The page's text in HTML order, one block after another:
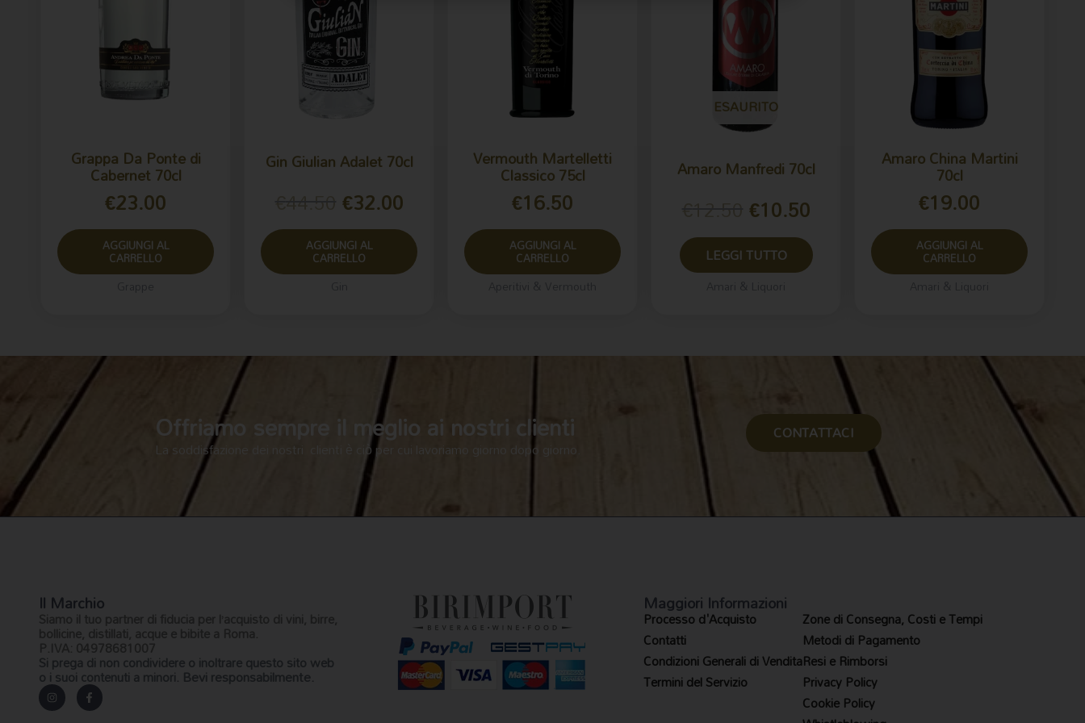
Grappa Da Ponte di
Cabernet 70cl
€23.00
AGGIUNGI AL
CARRELLO
Gin Giulian Adalet 70cl
€32.00
AGGIUNGI AL
CARRELLO
Vermouth Martelletti
Classico 75cl
€16.50
AGGIUNGI AL
CARRELLO
ESAURITO
Amaro Manfredi 70cl
€10.50
LEGGI TUTTO
Amaro China Martini
70cl
€19.00
AGGIUNGI AL
CARRELLO
Offriamo sempre il meglio ai nostri clienti
La soddisfazione dei nostri clienti è ciò per cui lavoriamo giorno dopo giorno.
CONTATTACI
Il Marchio
Si prega di non condividere o inoltrare questo sito web
o i suoi contenuti a minori. Bevi responsabilmente.
In
s
F
a
c
Maggiori Informazioni
Processo d'Acquisto
Contatti
Condizioni Generali di Vendita
Termini del Servizio
Zone di Consegna, Costi e Tempi
Metodi di Pagamento
Resi e Rimborsi
Privacy Policy
Cookie Policy